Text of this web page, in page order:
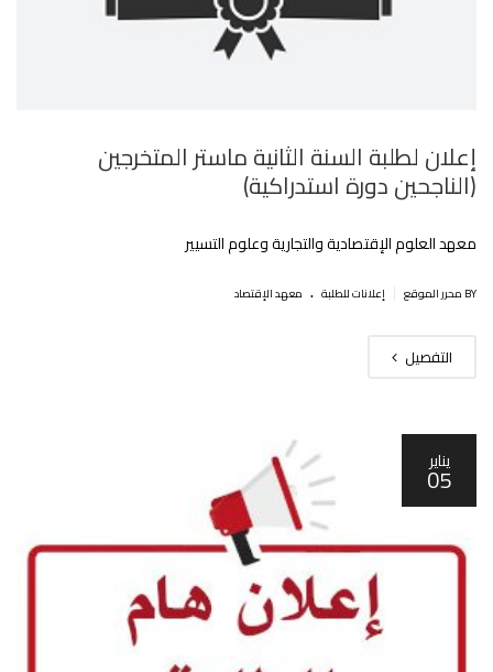
إعلان لطلبة السنة الثانية ماستر المتخرجين
(الناجحين دورة استدراكية)
معهد العلوم الإقتصادية والتجارية وعلوم التسيير
BY محرر الموقع إعلانات للطلبة . معهد الإقتصاد
التفصيل
يناير
05